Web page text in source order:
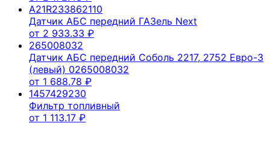
A21R233862110
Датчик АБС передний ГАЗель Next
от 2 933.33 ₽
265008032
Датчик АБС передний Соболь 2217, 2752 Евро-3
(левый) 0265008032
от 1 688.78 ₽
1457429230
Фильтр топливный
от 1 113.17 ₽